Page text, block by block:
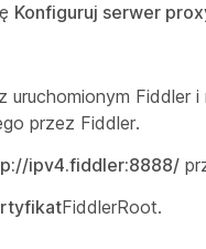
Konfiguruj serwer
Fiddler i
przez Fiddler.
ipv4.fiddler:8888/
FiddlerRoot.